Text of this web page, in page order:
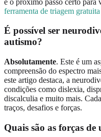
ferramenta de triagem gratuita
É possível ser
autismo?
Absolutamente. Este é um
compreensão do espectro
este artigo destaca, a
condições como dislexia,
discalculia e muito mais.
traços, desafios e forças.
Quais são as forças